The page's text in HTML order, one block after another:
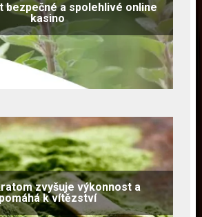
bezpečné a spolehlivé online
kasino
zvyšuje výkonnost a
k vítězství